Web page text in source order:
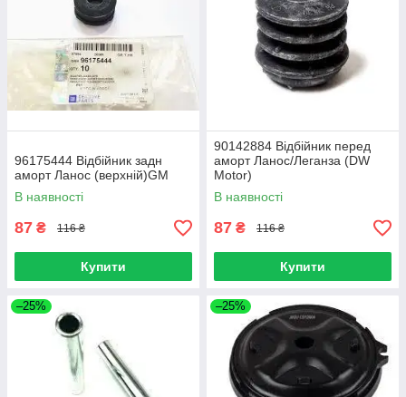
96175444 Відбійник задн
аморт Ланос (верхній)GM
В наявності
87 ₴ 116 ₴
Купити
90142884 Відбійник перед
аморт Ланос/Леганза (DW
Motor)
В наявності
87 ₴ 116 ₴
Купити
–25% –25%